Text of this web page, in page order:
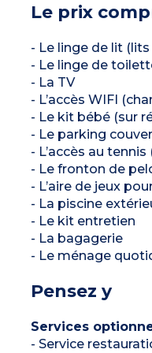
Le prix
- Le linge de lit
- Le linge de
- La TV
- L’accès WIFI
- Le kit bébé (sur
- Le parking
- L’accès au
- Le fronton de
- L’aire de jeux
- La piscine
- Le kit entretien
- La bagagerie
- Le ménage
Pensez y
Services
- Service